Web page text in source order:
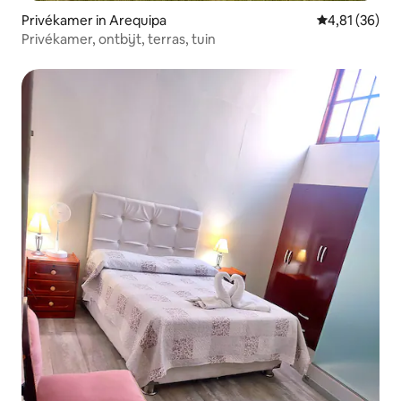
Privékamer in Arequipa Gemiddelde
4,81 (36)
Privékamer, ontbijt, terras, tuin